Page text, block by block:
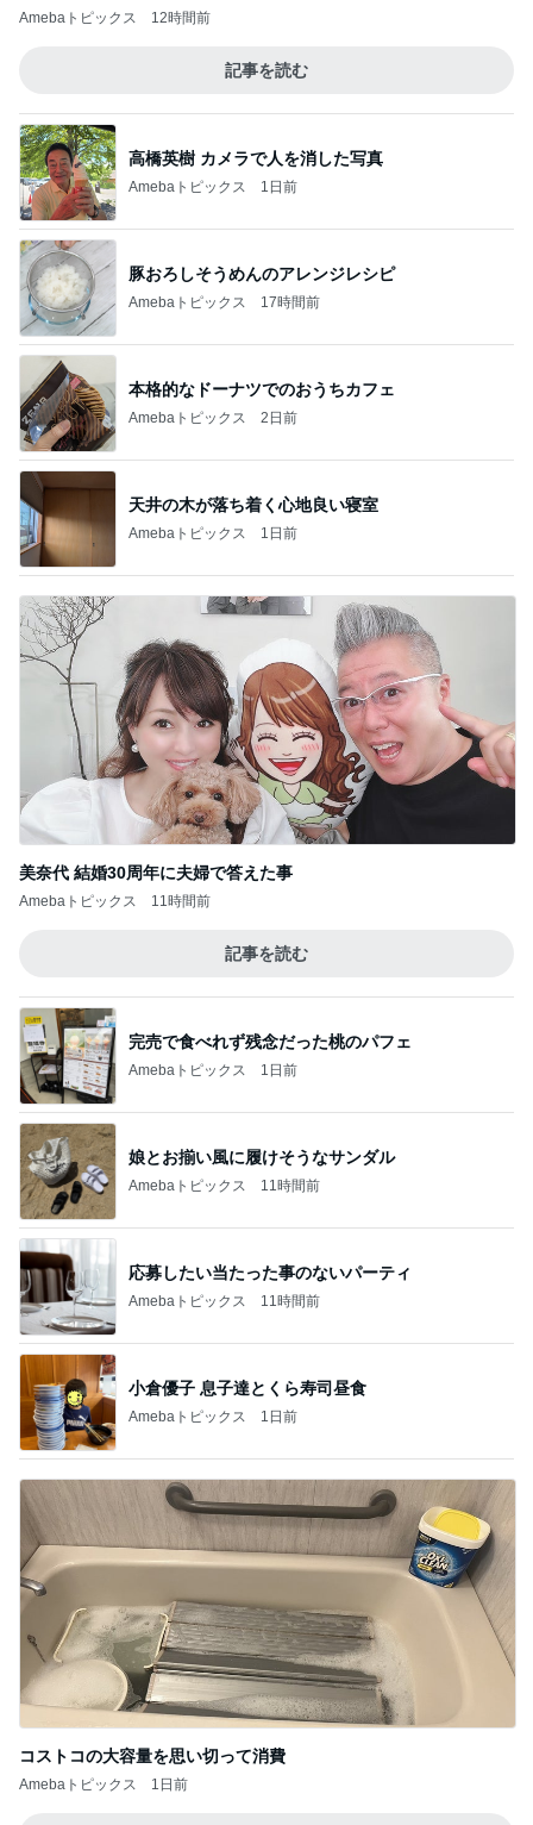
Amebaトピックス 12時間前
記事を読む
高橋英樹 カメラで人を消した写真
Amebaトピックス 1日前
豚おろしそうめんのアレンジレシピ
Amebaトピックス 17時間前
本格的なドーナツでのおうちカフェ
Amebaトピックス 2日前
天井の木が落ち着く心地良い寝室
Amebaトピックス 1日前
美奈代 結婚30周年に夫婦で答えた事
Amebaトピックス 11時間前
記事を読む
完売で食べれず残念だった桃のパフェ
Amebaトピックス 1日前
娘とお揃い風に履けそうなサンダル
Amebaトピックス 11時間前
応募したい当たった事のないパーティ
Amebaトピックス 11時間前
小倉優子 息子達とくら寿司昼食
Amebaトピックス 1日前
コストコの大容量を思い切って消費
Amebaトピックス 1日前